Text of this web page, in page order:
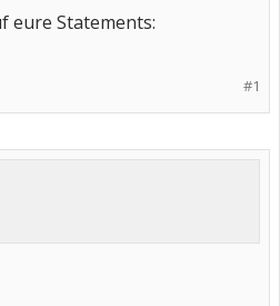
eure Statements:
#1